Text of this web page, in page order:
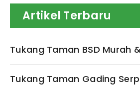
Artikel Terbaru
Tukang Taman BSD Murah
Tukang Taman Gading